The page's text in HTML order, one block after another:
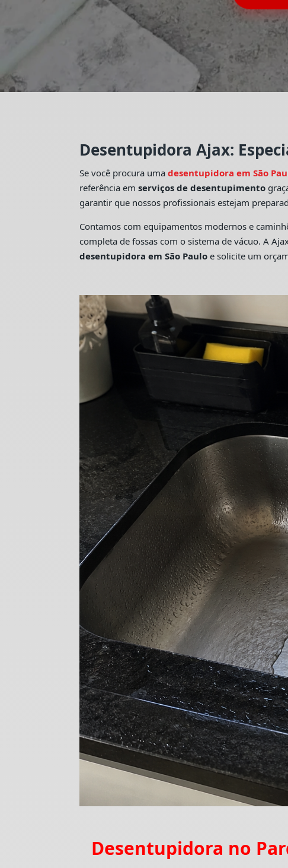
Desentupidora Ajax:
Se você procura umadesentupidora em São
referência emserviços de desentupimento
garantir que nossos profissionais estejam
Contamos com equipamentos modernos e
completa de fossas com o sistema de vácuo. A
desentupidora em São Paulo e solicite um
Desentupidora no